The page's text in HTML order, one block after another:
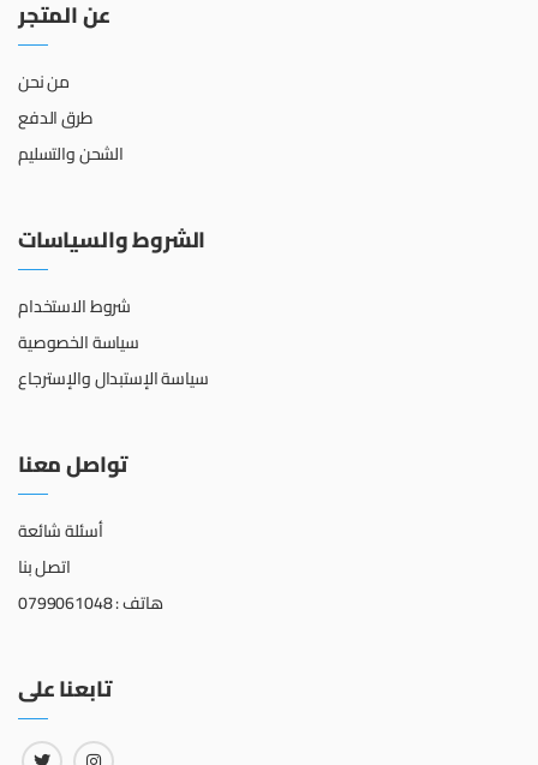
عن المتجر
من نحن
طرق الدفع
الشحن والتسليم
الشروط والسياسات
شروط الاستخدام
سياسة الخصوصية
سياسة الإستبدال والإسترجاع
تواصل معنا
أسئلة شائعة
اتصل بنا
هاتف : 0799061048
تابعنا على